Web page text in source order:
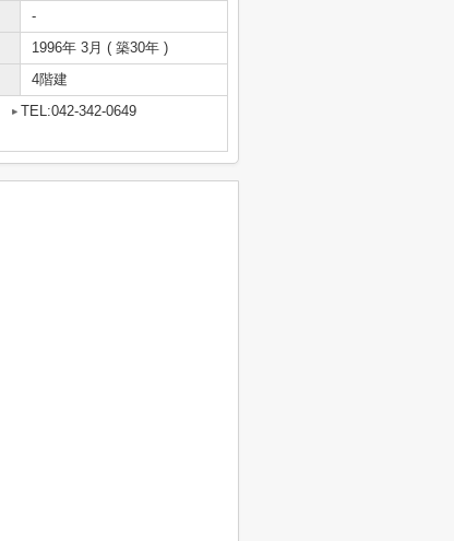
-
1996年 3月 ( 築30年 )
4階建
TEL:042-342-0649